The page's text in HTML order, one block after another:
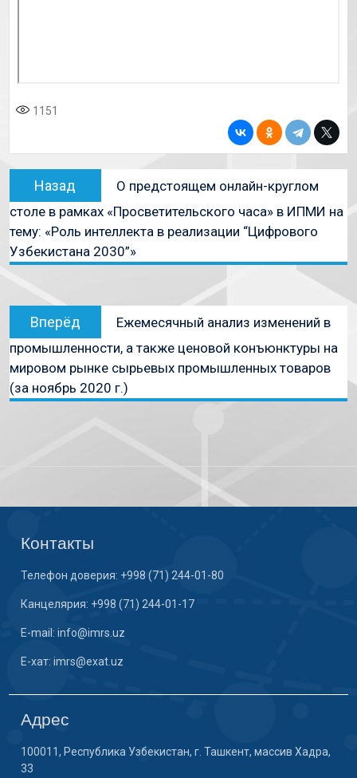
1151
Назад
О предстоящем онлайн-круглом
столе в рамках «Просветительского часа» в ИПМИ на
тему: «Роль интеллекта в реализации “Цифрового
Узбекистана 2030”»
Вперёд
Ежемесячный анализ изменений в
промышленности, а также ценовой конъюнктуры на
мировом рынке сырьевых промышленных товаров
(за ноябрь 2020 г.)
Контакты
Телефон доверия: +998 (71) 244-01-80
Канцелярия: +998 (71) 244-01-17
E-mail: info@imrs.uz
E-хат: imrs@exat.uz
Адрес
100011, Республика Узбекистан, г. Ташкент, массив Хадра,
33